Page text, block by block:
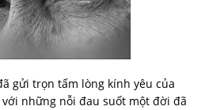
gửi trọn tấm lòng kính yêu của
những nỗi đau suốt một đời đã